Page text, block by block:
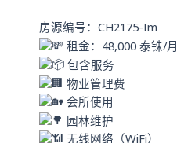
p
p
房源编号：CH2175-Im
租金：48,000 泰铢/月
包含服务
物业管理费
会所使用
园林维护